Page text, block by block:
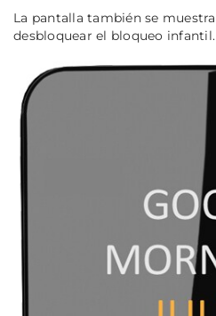
La pantalla también se
desbloquear el bloqueo infantil.